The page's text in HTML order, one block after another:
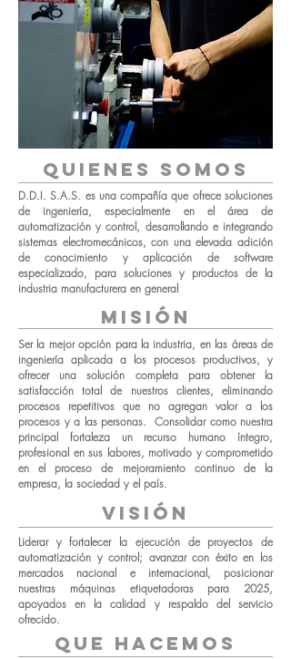
Quienes somos
D.D.I. S.A.S. es una compañía que ofrece soluciones
de ingeniería, especialmente en el área de
automatización y control, desarrollando e integrando
sistemas electromecánicos, con una elevada adición
de conocimiento y aplicación de software
especializado, para soluciones y productos de la
industria manufacturera en general
misión
Ser la mejor opción para la industria, en las áreas de
ingeniería aplicada a los procesos productivos, y
ofrecer una solución completa para obtener la
satisfacción total de nuestros clientes, eliminando
procesos repetitivos que no agregan valor a los
procesos y a las personas. Consolidar como nuestra
principal fortaleza un recurso humano íntegro,
profesional en sus labores, motivado y comprometido
en el proceso de mejoramiento continuo de la
empresa, la sociedad y el país.
visión
Liderar y fortalecer la ejecución de proyectos de
automatización y control; avanzar con éxito en los
mercados nacional e internacional, posicionar
nuestras máquinas etiquetadoras para 2025,
apoyados en la calidad y respaldo del servicio
ofrecido.
que hacemos